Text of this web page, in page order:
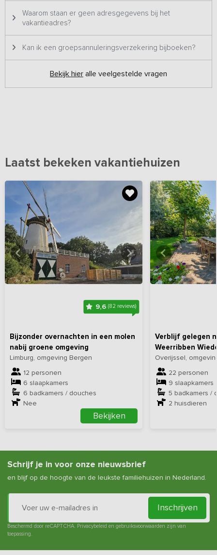
en je beschikt over eigen faciliteiten.
Waarom staan er geen adresgegevens bij het
vakantieadres?
Kan ik een groepsannuleringsverzekering bijboeken?
Bekijk hier alle veelgestelde vragen
Laatst bekeken vakantiehuizen
9,6 (82 reviews)
Bijzonder overnachten in een molen
nabij groene omgeving
Limburg, omgeving Bergen
12 personen
6 slaapkamers
6 badkamers / douches
Nee
Bekijken
Bekijkhieralle foto's
Verblijf gelegen
Weerribben
Overijssel,
22 personen
9 slaapkamers
5 badkamers /
2 huisdieren
Bekijk
Schrijf je in voor onze nieuwsbrief
en blijf op de hoogte van de leukste familiehuizen in Nederland.
Inschrijven
Beschermd door reCAPTCHA. Privacybeleid en gebruiksvoorwaarden zijn van
toepassing.